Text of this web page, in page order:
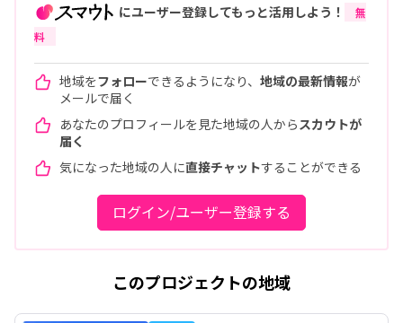
にユーザー登録してもっと活用しよう！
無
料
地域をフォローできるようになり、 地域の最新情報が
メールで届く
あなたのプロフィールを見た地域の人から スカウトが
届く
気になった地域の人に直接チャットすることができる
ログイン/ユーザー登録する
このプロジェクトの地域